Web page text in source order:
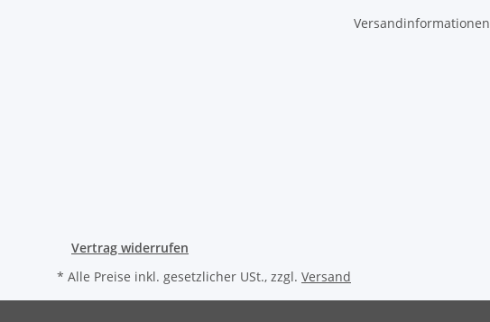
Versandinformationen
Vertrag widerrufen
* Alle Preise inkl. gesetzlicher USt., zzgl. Versand